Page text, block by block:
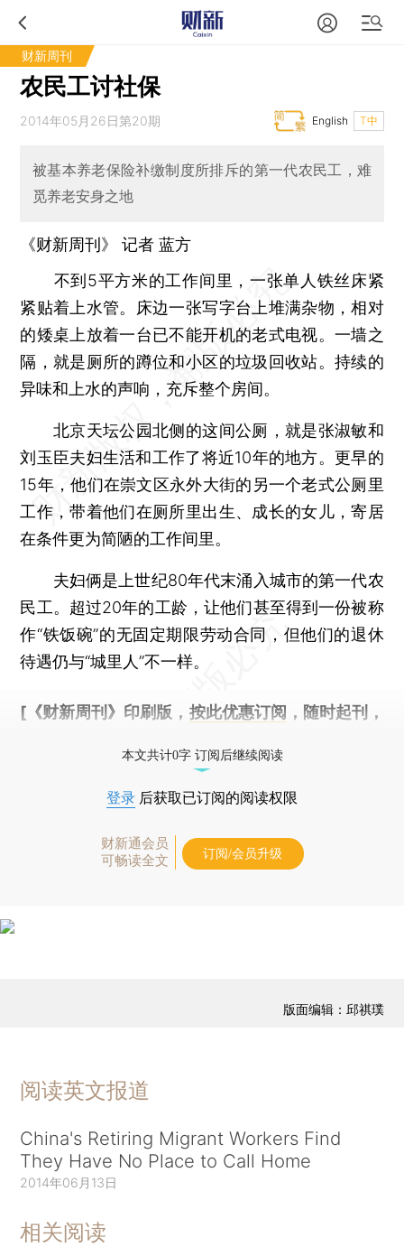
财新周刊
农民工讨社保
2014年05月26日第20期 T中
English
被基本养老保险补缴制度所排斥的第一代农民工，难
觅养老安身之地
《财新周刊》 记者蓝方
不到5平方米的工作间里，一张单人铁丝床紧
紧贴着上水管。床边一张写字台上堆满杂物，相对
的矮桌上放着一台已不能开机的老式电视。一墙之
隔，就是厕所的蹲位和小区的垃圾回收站。持续的
异味和上水的声响，充斥整个房间。
北京天坛公园北侧的这间公厕，就是张淑敏和
刘玉臣夫妇生活和工作了将近10年的地方。更早的
15年，他们在崇文区永外大街的另一个老式公厕里
工作，带着他们在厕所里出生、成长的女儿，寄居
在条件更为简陋的工作间里。
夫妇俩是上世纪80年代末涌入城市的第一代农
民工。超过20年的工龄，让他们甚至得到一份被称
作“铁饭碗”的无固定期限劳动合同，但他们的退休
待遇仍与“城里人”不一样。
[《财新周刊》印刷版， 按此优惠订阅 ，随时起刊，
本文共计0字 订阅后继续阅读
登录 后获取已订阅的阅读权限
财新通会员
可畅读全文
订阅/会员升级
版面编辑：邱祺璞
阅读英文报道
China's Retiring Migrant Workers Find
They Have No Place to Call Home
2014年06月13日
相关阅读